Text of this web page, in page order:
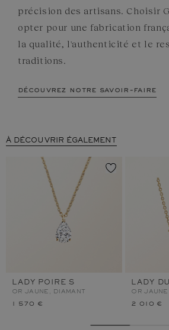
précision des artisans. Choisir
opter pour une fabrication
la qualité, l'authenticité et le
traditions.
découvrez notre savoir-faire
À DÉCOUVRIR ÉGALEMENT
LADY POIRE S
OR JAUNE, DIAMANT
1 570 €
LADY
OR
2 010 €